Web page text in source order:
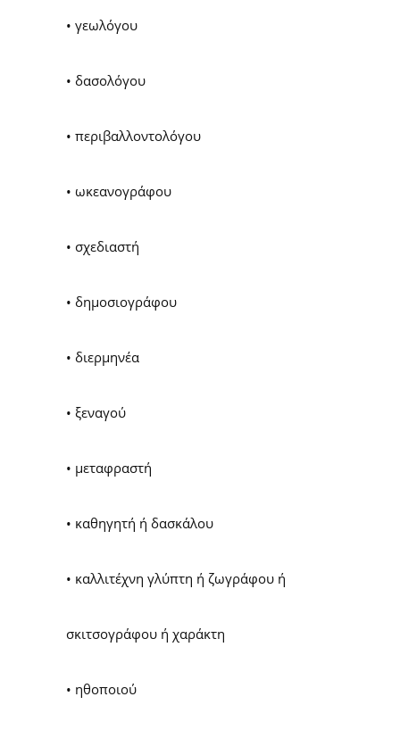
• γεωλόγου
• δασολόγου
• περιβαλλοντολόγου
• ωκεανογράφου
• σχεδιαστή
• δημοσιογράφου
• διερμηνέα
• ξεναγού
• μεταφραστή
• καθηγητή ή δασκάλου
• καλλιτέχνη γλύπτη ή ζωγράφου ή
σκιτσογράφου ή χαράκτη
• ηθοποιού